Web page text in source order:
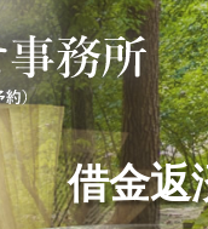
借金返